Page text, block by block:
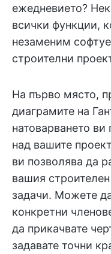
ежедневието?
всички функции,
незаменим
строителни
На първо място,
диаграмите на
натоварването ви
над вашите
ви позволява да
вашия
задачи. Можете
конкретни
да прикачвате
задавате точни